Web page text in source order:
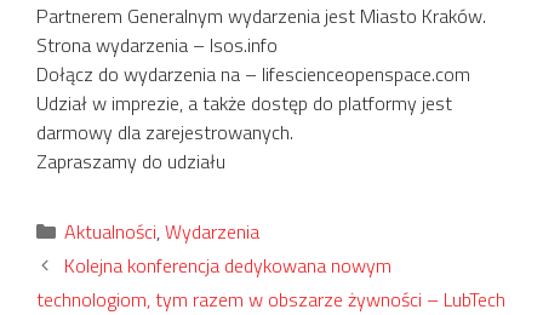
Partnerem Generalnym wydarzenia jest Miasto Kraków.
Strona wydarzenia – lsos.info
Dołącz do wydarzenia na – lifescienceopenspace.com
Udział w imprezie, a także dostęp do platformy jest
darmowy dla zarejestrowanych.
Zapraszamy do udziału
Kategorie
Aktualności,Wydarzenia
Kolejna konferencja dedykowana nowym
technologiom, tym razem w obszarze żywności – LubTech